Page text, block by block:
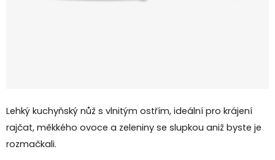
Lehký kuchyňský nůž s vlnitým ostřím, ideální pro krájení
rajčat, měkkého ovoce a zeleniny se slupkou aniž byste je
rozmačkali.